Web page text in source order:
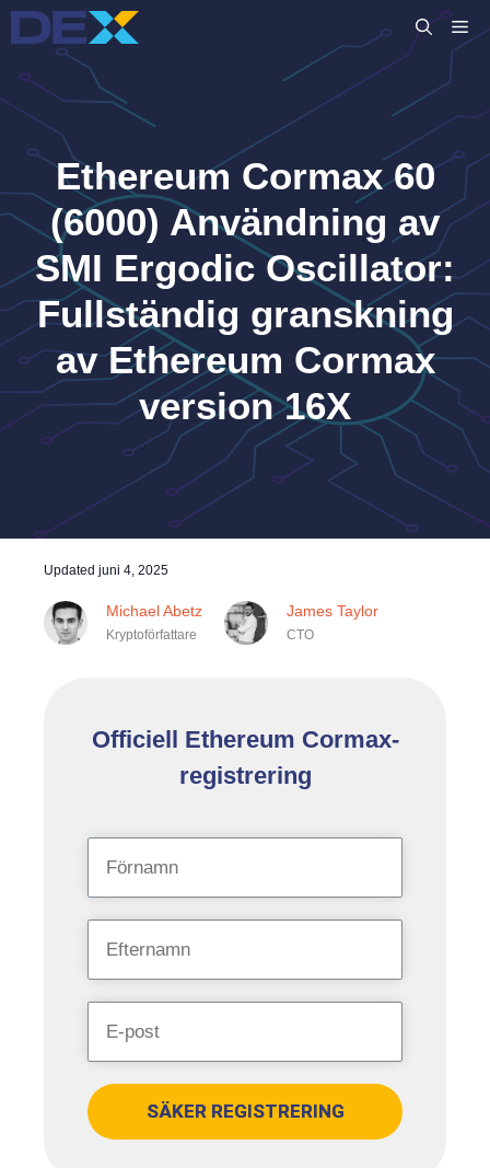
Hoppa
till
Ethereum Cormax 60
(6000) Användning av
SMI Ergodic Oscillator:
Fullständig granskning
av Ethereum Cormax
version 16X
Updated juni 4, 2025
Michael Abetz
Kryptoförfattare
James Taylor
CTO
Officiell Ethereum Cormax-
registrering
SÄKER REGISTRERING